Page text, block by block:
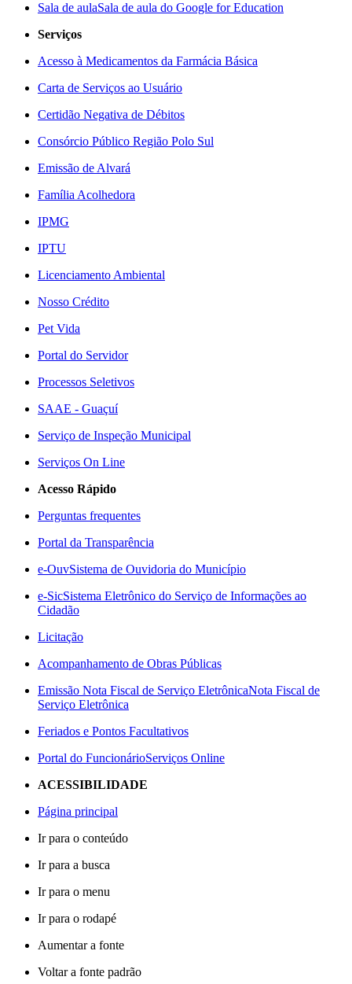
Sala de aulaSala de aula do Google for Education
Serviços
Acesso à Medicamentos da Farmácia Básica
Carta de Serviços ao Usuário
Certidão Negativa de Débitos
Consórcio Público Região Polo Sul
Emissão de Alvará
Família Acolhedora
IPMG
IPTU
Licenciamento Ambiental
Nosso Crédito
Pet Vida
Portal do Servidor
Processos Seletivos
SAAE - Guaçuí
Serviço de Inspeção Municipal
Serviços On Line
Acesso Rápido
Perguntas frequentes
Portal da Transparência
e-OuvSistema de Ouvidoria do Município
e-SicSistema Eletrônico do Serviço de Informações ao
Cidadão
Licitação
Acompanhamento de Obras Públicas
Emissão Nota Fiscal de Serviço EletrônicaNota Fiscal de
Serviço Eletrônica
Feriados e Pontos Facultativos
Portal do FuncionárioServiços Online
ACESSIBILIDADE
Página principal
Ir para o conteúdo
Ir para a busca
Ir para o menu
Ir para o rodapé
Aumentar a fonte
Voltar a fonte padrão